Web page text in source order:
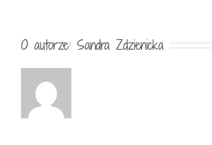
O autorze: Sandra Zdzienicka